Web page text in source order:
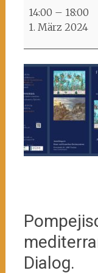
Fresco
secco
Ölpastell.
14:00 – 18:00
1. März 2024
Dialog.